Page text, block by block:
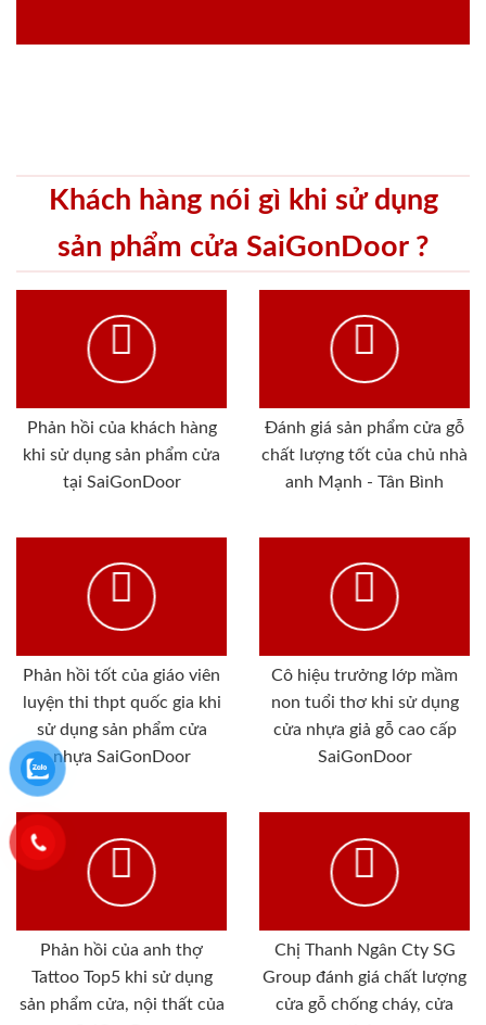
Khách hàng nói gì khi sử dụng
sản phẩm cửa SaiGonDoor ?
Phản hồi của khách hàng
khi sử dụng sản phẩm cửa
tại SaiGonDoor
Đánh giá sản phẩm cửa gỗ
chất lượng tốt của chủ nhà
anh Mạnh - Tân Bình
Phản hồi tốt của giáo viên
luyện thi thpt quốc gia khi
sử dụng sản phẩm cửa
nhựa SaiGonDoor
Cô hiệu trưởng lớp mầm
non tuổi thơ khi sử dụng
cửa nhựa giả gỗ cao cấp
SaiGonDoor
Phản hồi của anh thợ
Tattoo Top5 khi sử dụng
sản phẩm cửa, nội thất của
Chị Thanh Ngân Cty SG
Group đánh giá chất lượng
cửa gỗ chống cháy, cửa